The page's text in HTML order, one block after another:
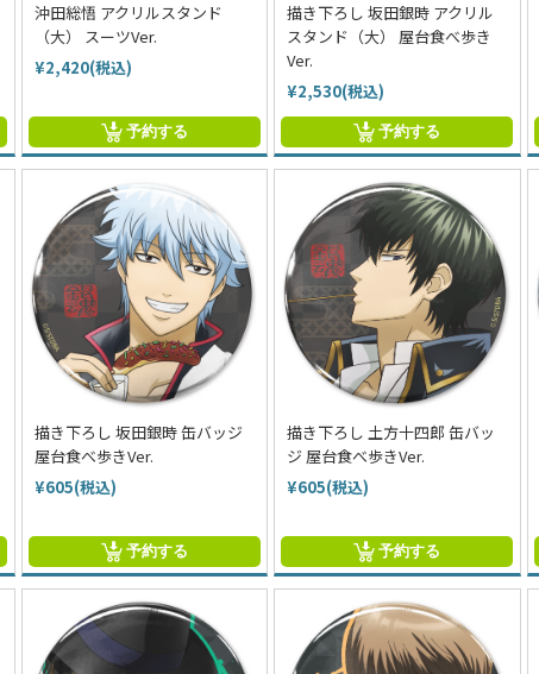
沖田総悟 アクリルスタンド
（大） スーツVer.
¥2,420(税込)
予約する
描き下ろし 坂田銀時 アクリル
スタンド（大） 屋台食べ歩き
Ver.
¥2,530(税込)
予約する
描き下ろし 坂田銀時 缶バッジ
屋台食べ歩きVer.
¥605(税込)
予約する
描き下ろし 土方十四郎 缶バッ
ジ 屋台食べ歩きVer.
¥605(税込)
予約する